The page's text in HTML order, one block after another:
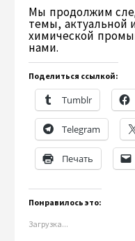
Мы продолжим
темы, актуальной
химической
нами.
Поделиться ссылкой:
Tumblr
Telegram
Печать
Понравилось это:
Загрузка...